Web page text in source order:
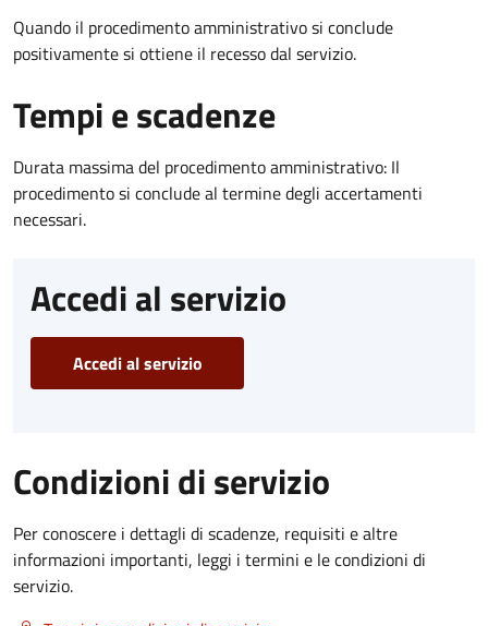
Quando il procedimento amministrativo si conclude
positivamente si ottiene il recesso dal servizio.
Tempi e scadenze
Durata massima del procedimento amministrativo: Il
procedimento si conclude al termine degli accertamenti
necessari.
Accedi al servizio
Accedi al servizio
Condizioni di servizio
Per conoscere i dettagli di scadenze, requisiti e altre
informazioni importanti, leggi i termini e le condizioni di
servizio.